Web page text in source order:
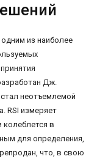
из наиболее
Дж.
неотъемлемой
RSI измеряет
колеблется в
для определения,
что, в свою